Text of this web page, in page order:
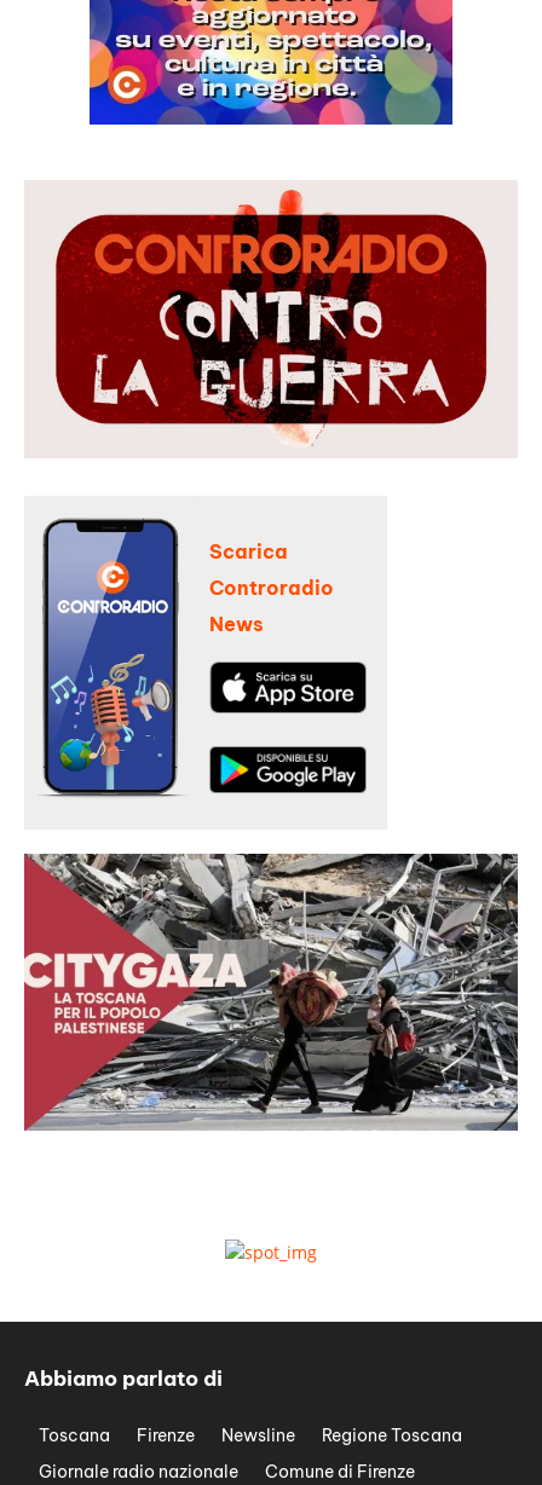
Scarica
Controradio
News
Abbiamo parlato di
Toscana Firenze Newsline
Regione Toscana
Giornale radio nazionale
Comune di Firenze